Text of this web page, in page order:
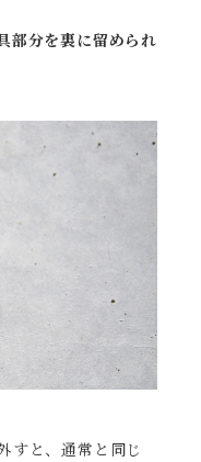
部分を裏に留められ
すと、通常と同じ